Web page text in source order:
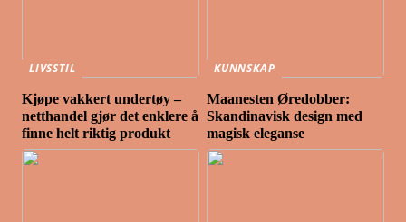
LIVSSTIL
Kjøpe vakkert undertøy –
netthandel gjør det enklere å
finne helt riktig produkt
KUNNSKAP
Maanesten Øredobber:
Skandinavisk design med
magisk eleganse